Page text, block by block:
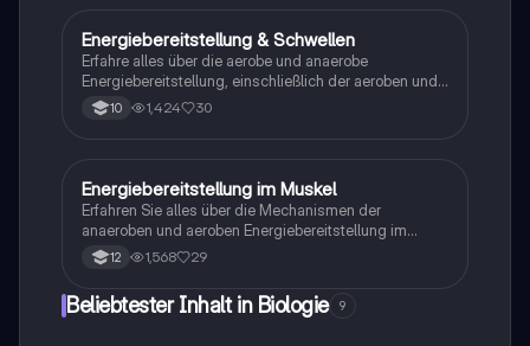
physiologischen Anpassungen des Herz-Kreislauf-
Systems. Ideal für die Vorbereitung auf
Sportklausuren. Themen: ATP-Produktion, aerobe und
anaerobe Energiegewinnung, Laktatbildung.
Sport
Energiebereitstellung & Schwellen
Erfahre alles über die aerobe und anaerobe
Energiebereitstellung, einschließlich der aeroben und
anaeroben Schwellen sowie der Laktatschwelle. Diese
Zusammenfassung behandelt die physiologischen
Leistungsfähigkeit. Ideal für Sportstudenten und
Trainer.
10 1,424 30
Sport
Energiebereitstellung im Muskel
Erfahren Sie alles über die Mechanismen der
anaeroben und aeroben Energiebereitstellung im
Muskel. Dieser Überblick behandelt die ATP-
Produktion, den Glukoseabbau und die Rolle von
Studierende der Sportwissenschaften und Biologie.
12 1,568 29
Beliebtester Inhalt in Biologie 9